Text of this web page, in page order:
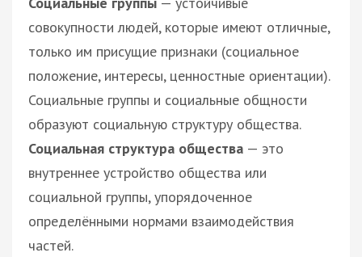
совокупности людей, которые имеют отличные,
только им присущие признаки (социальное
положение, интересы, ценностные ориентации).
Социальные группы и социальные общности
образуют социальную структуру общества.
Социальная структура общества — это
внутреннее устройство общества или
социальной группы, упорядоченное
определёнными нормами взаимодействия
частей.